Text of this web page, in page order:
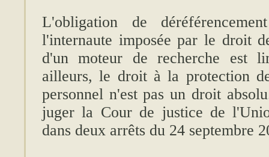
L'obligation de
l'internaute imposée par le droit
d'un moteur de recherche est
ailleurs, le droit à la protection
personnel n'est pas un droit
juger la Cour de justice de
dans deux arrêts du 24 septembre